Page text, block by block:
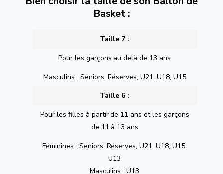
Basket :
Taille 7 :
Pour les garçons au delà de 13 ans
Masculins : Seniors, Réserves, U21, U18, U15
Taille 6 :
Pour les filles à partir de 11 ans et les garçons
de 11 à 13 ans
Féminines : Seniors, Réserves, U21, U18, U15,
U13
Masculins : U13